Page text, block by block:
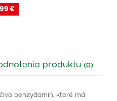
€
produktu (0)
benzydamín, ktoré má